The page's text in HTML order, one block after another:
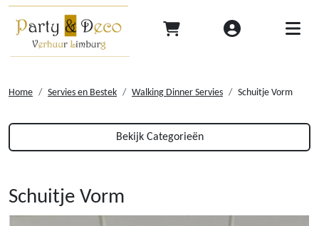
Home Servies en Bestek Walking Dinner Servies Schuitje Vorm
Bekijk Categorieën
Schuitje Vorm